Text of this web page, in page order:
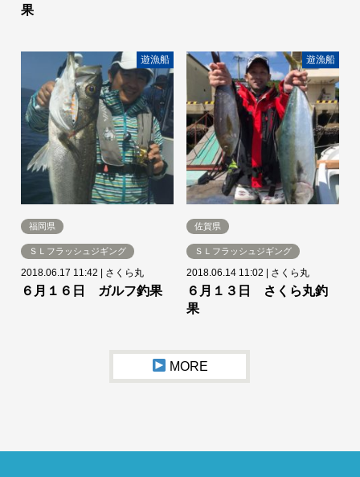
果
遊漁船
福岡県
ＳＬフラッシュジギング
2018.06.17 11:42 | さくら丸
６月１６日 ガルフ釣果
遊漁船
佐賀県
ＳＬフラッシュジギング
2018.06.14 11:02 | さくら丸
６月１３日 さくら丸釣
果
MORE